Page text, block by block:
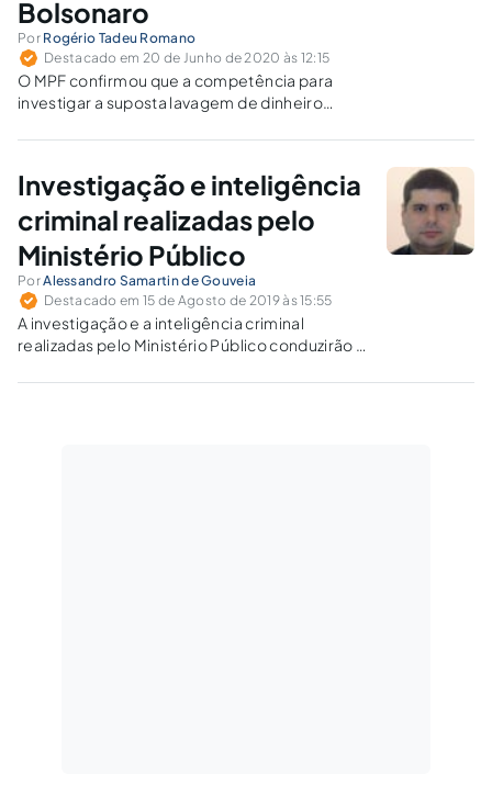
Bolsonaro
Por Rogério Tadeu Romano
Destacado em 20 de Junho de 2020 às 12:15
O MPF confirmou que a competência para
investigar a suposta lavagem de dinheiro
transações imobiliárias, é do MP estadual do
Investigação e inteligência
criminal realizadas pelo
Ministério Público
PorAlessandro Samartin de Gouveia
Destacado em 15 de Agosto de 2019 às 15:55
A investigação e a inteligência criminal
realizadas pelo Ministério Público conduzirão o
de resolutividade e excelência atualmente